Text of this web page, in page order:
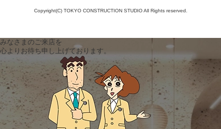
Copyright(C) TOKYO CONSTRUCTION STUDIO All Rights reserved.
みなさまのご来店を
心よりお待ち申し上げております。